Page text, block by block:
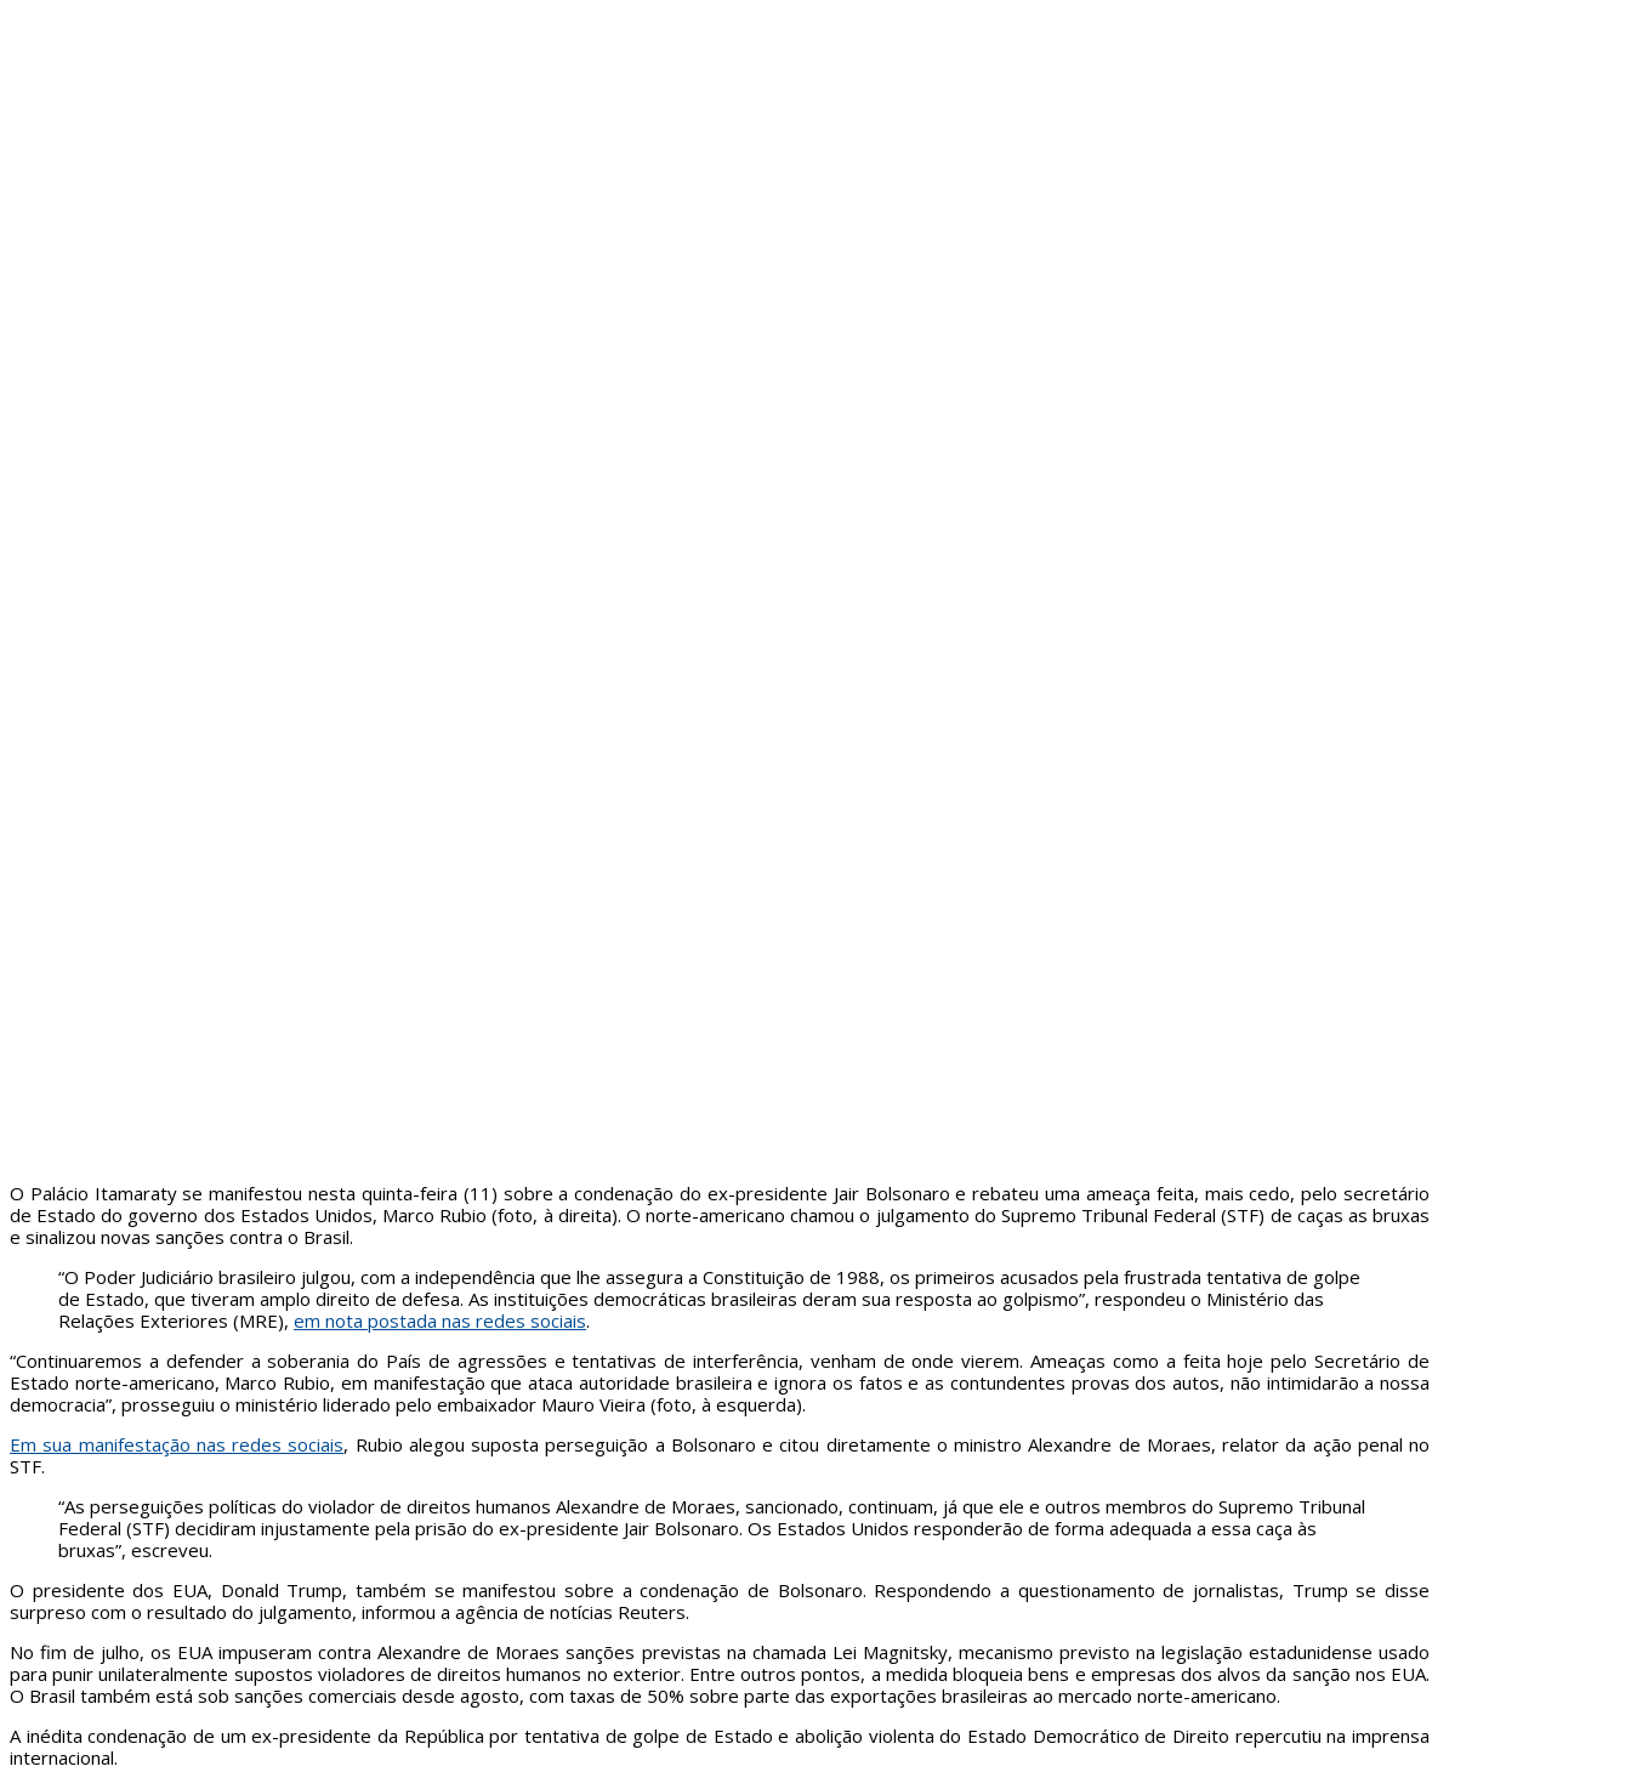
O Palácio Itamaraty se manifestou nesta quinta-feira (11) sobre a condenação do ex-presidente Jair Bolsonaro e rebateu uma ameaça feita, mais cedo, pelo secretário
de Estado do governo dos Estados Unidos, Marco Rubio (foto, à direita). O norte-americano chamou o julgamento do Supremo Tribunal Federal (STF) de caças as bruxas
e sinalizou novas sanções contra o Brasil.
“O Poder Judiciário brasileiro julgou, com a independência que lhe assegura a Constituição de 1988, os primeiros acusados pela frustrada tentativa de golpe
de Estado, que tiveram amplo direito de defesa. As instituições democráticas brasileiras deram sua resposta ao golpismo”, respondeu o Ministério das
Relações Exteriores (MRE), em nota postada nas redes sociais.
“Continuaremos a defender a soberania do País de agressões e tentativas de interferência, venham de onde vierem. Ameaças como a feita hoje pelo Secretário de
Estado norte-americano, Marco Rubio, em manifestação que ataca autoridade brasileira e ignora os fatos e as contundentes provas dos autos, não intimidarão a nossa
democracia”, prosseguiu o ministério liderado pelo embaixador Mauro Vieira (foto, à esquerda).
Em sua manifestação nas redes sociais, Rubio alegou suposta perseguição a Bolsonaro e citou diretamente o ministro Alexandre de Moraes, relator da ação penal no
STF.
“As perseguições políticas do violador de direitos humanos Alexandre de Moraes, sancionado, continuam, já que ele e outros membros do Supremo Tribunal
Federal (STF) decidiram injustamente pela prisão do ex-presidente Jair Bolsonaro. Os Estados Unidos responderão de forma adequada a essa caça às
bruxas”, escreveu.
O presidente dos EUA, Donald Trump, também se manifestou sobre a condenação de Bolsonaro. Respondendo a questionamento de jornalistas, Trump se disse
surpreso com o resultado do julgamento, informou a agência de notícias Reuters.
No fim de julho, os EUA impuseram contra Alexandre de Moraes sanções previstas na chamada Lei Magnitsky, mecanismo previsto na legislação estadunidense usado
para punir unilateralmente supostos violadores de direitos humanos no exterior. Entre outros pontos, a medida bloqueia bens e empresas dos alvos da sanção nos EUA.
O Brasil também está sob sanções comerciais desde agosto, com taxas de 50% sobre parte das exportações brasileiras ao mercado norte-americano.
A inédita condenação de um ex-presidente da República por tentativa de golpe de Estado e abolição violenta do Estado Democrático de Direito repercutiu na imprensa
internacional.